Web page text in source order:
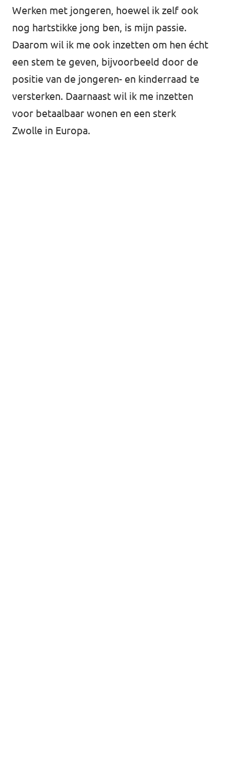
Werken met jongeren, hoewel ik zelf ook
nog hartstikke jong ben, is mijn passie.
Daarom wil ik me ook inzetten om hen écht
een stem te geven, bijvoorbeeld door de
positie van de jongeren- en kinderraad te
versterken. Daarnaast wil ik me inzetten
voor betaalbaar wonen en een sterk
Zwolle in Europa.